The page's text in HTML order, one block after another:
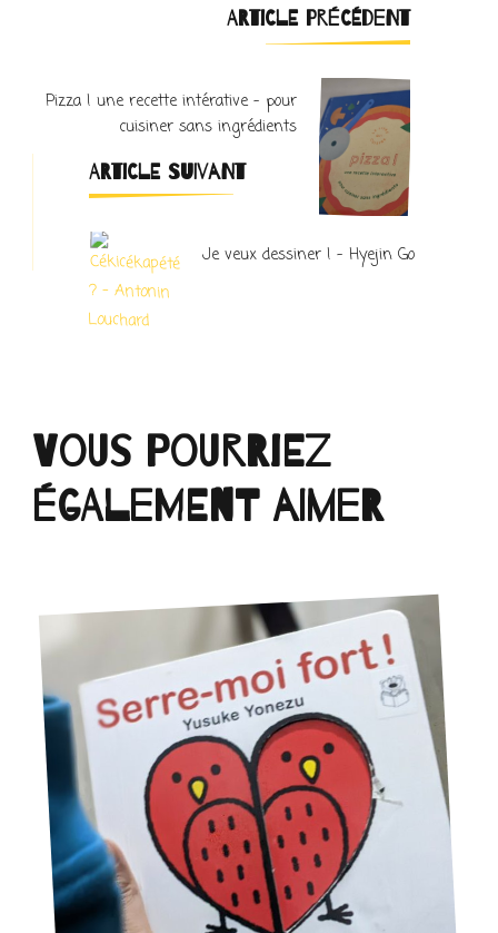
Navigation
d'article
ARTICLE PRÉCÉDENT
Pizza ! une recette intérative – pour
cuisiner sans ingrédients
ARTICLE SUIVANT
Je veux dessiner ! – Hyejin Go
Vous pourriez
également aimer